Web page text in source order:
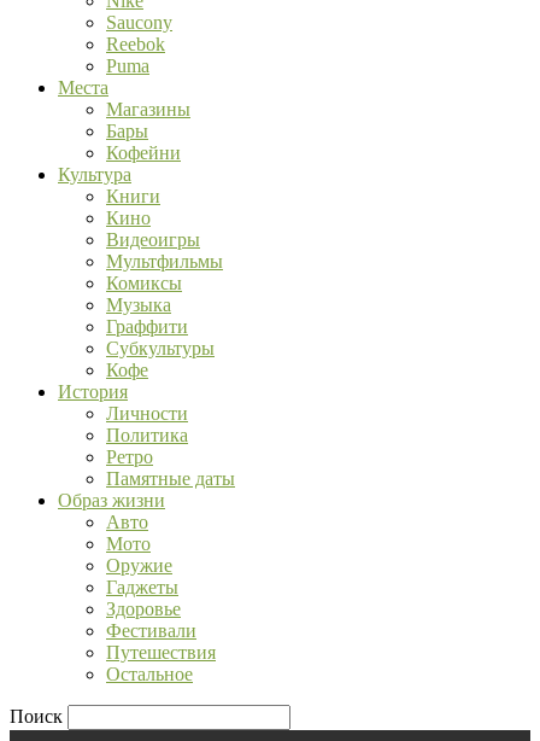
Saucony
Reebok
Puma
Места
Магазины
Бары
Кофейни
Культура
Книги
Кино
Видеоигры
Мультфильмы
Комиксы
Музыка
Граффити
Субкультуры
Кофе
История
Личности
Политика
Ретро
Памятные даты
Образ жизни
Авто
Мото
Оружие
Гаджеты
Здоровье
Фестивали
Путешествия
Остальное
Поиск